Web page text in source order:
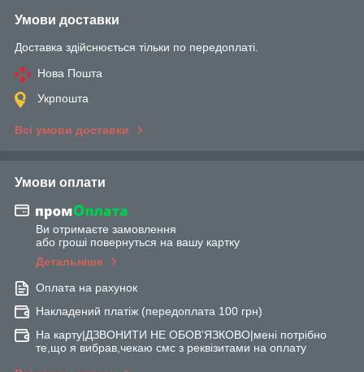
Умови доставки
Доставка здійснюється тільки по передоплаті.
Нова Пошта
Укрпошта
Всі умови доставки
Умови оплати
Ви отримаєте замовлення
або гроші повернуться на вашу картку
Детальніше
Оплата на рахунок
Накладений платіж (передоплата 100 грн)
На карту|ДЗВОНИТИ НЕ ОБОВ'ЯЗКОВО|мені потрібно
те,що я вибрав,чекаю смс з реквізитами на оплату